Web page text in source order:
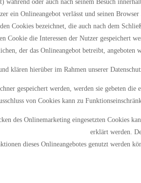
oder auch nach seinem Besuch
ein Onlineangebot verlässt und seinen
Cookies bezeichnet, die auch nach dem
Cookie die Interessen der Nutzer
der das Onlineangebot betreibt,
klären hierüber im Rahmen unserer
gespeichert werden, werden sie gebeten
von Cookies kann zu
des Onlinemarketing eingesetzten Cookies
erklärt werden.
dieses Onlineangebotes genutzt werden